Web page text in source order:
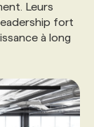
Leurs
fort
à long